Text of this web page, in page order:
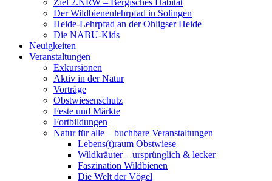
Ziel 2.NRW – Bergisches Habitat
Der Wildbienenlehrpfad in Solingen
Heide-Lehrpfad an der Ohligser Heide
Die NABU-Kids
Neuigkeiten
Veranstaltungen
Exkursionen
Aktiv in der Natur
Vorträge
Obstwiesenschutz
Feste und Märkte
Fortbildungen
Natur für alle – buchbare Veranstaltungen
Lebens(t)raum Obstwiese
Wildkräuter – ursprünglich & lecker
Faszination Wildbienen
Die Welt der Vögel